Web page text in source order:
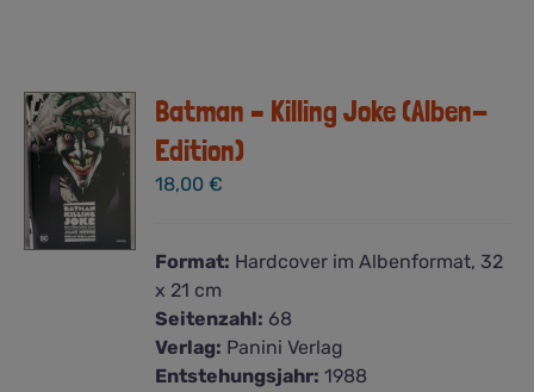
Batman – Killing Joke (Alben-
Edition)
18,00€
Format: Hardcover im Albenformat, 32
x 21 cm
Seitenzahl: 68
Verlag: Panini Verlag
Entstehungsjahr: 1988